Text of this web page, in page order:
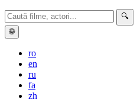
🔍
🌐
ro
en
ru
fa
zh